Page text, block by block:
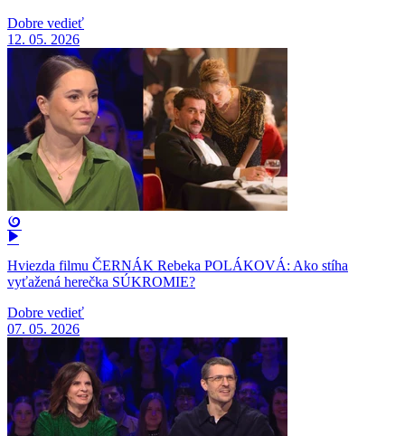
Dobre vedieť
12. 05. 2026
Hviezda filmu ČERNÁK Rebeka POLÁKOVÁ: Ako stíha
vyťažená herečka SÚKROMIE?
Dobre vedieť
07. 05. 2026